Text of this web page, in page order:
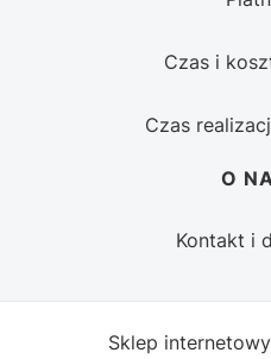
Czas i
Czas
O
Kontakt i
Sklep internetowy